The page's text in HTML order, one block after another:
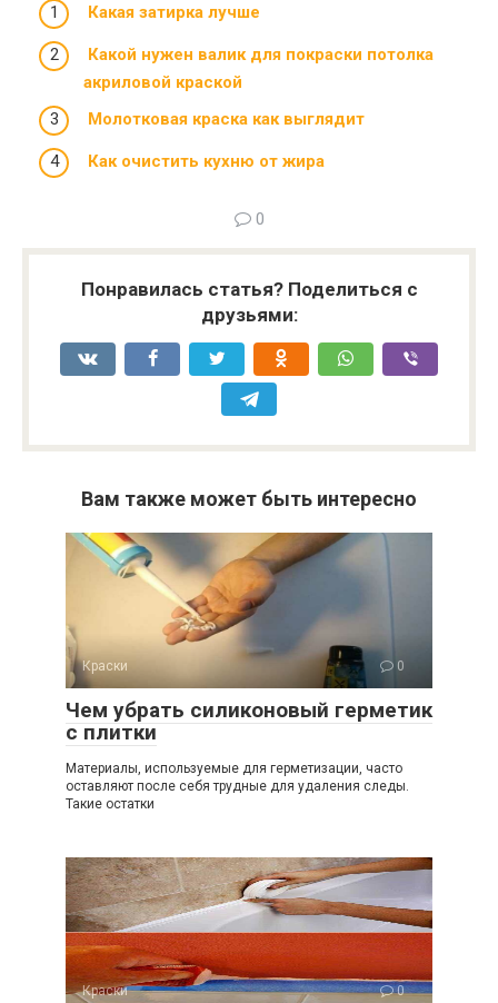
Какая затирка лучше
Какой нужен валик для покраски потолка
акриловой краской
Молотковая краска как выглядит
Как очистить кухню от жира
0
Понравилась статья? Поделиться с
друзьями:
Вам также может быть интересно
Краски 0
Чем убрать силиконовый герметик
с плитки
Материалы, используемые для герметизации, часто
оставляют после себя трудные для удаления следы.
Такие остатки
Краски 0